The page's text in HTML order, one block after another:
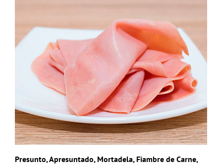
Presunto, Apresuntado, Mortadela, Fiambre de Carne,